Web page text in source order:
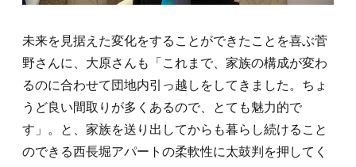
未来を見据えた変化をすることができたことを喜ぶ菅
野さんに、大原さんも「これまで、家族の構成が変わ
るのに合わせて団地内引っ越しをしてきました。ちょ
うど良い間取りが多くあるので、とても魅力的で
す」。と、家族を送り出してからも暮らし続けること
のできる西長堀アパートの柔軟性に太鼓判を押してく